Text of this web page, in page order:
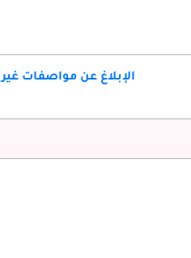
الإبلاغ عن مواصفات